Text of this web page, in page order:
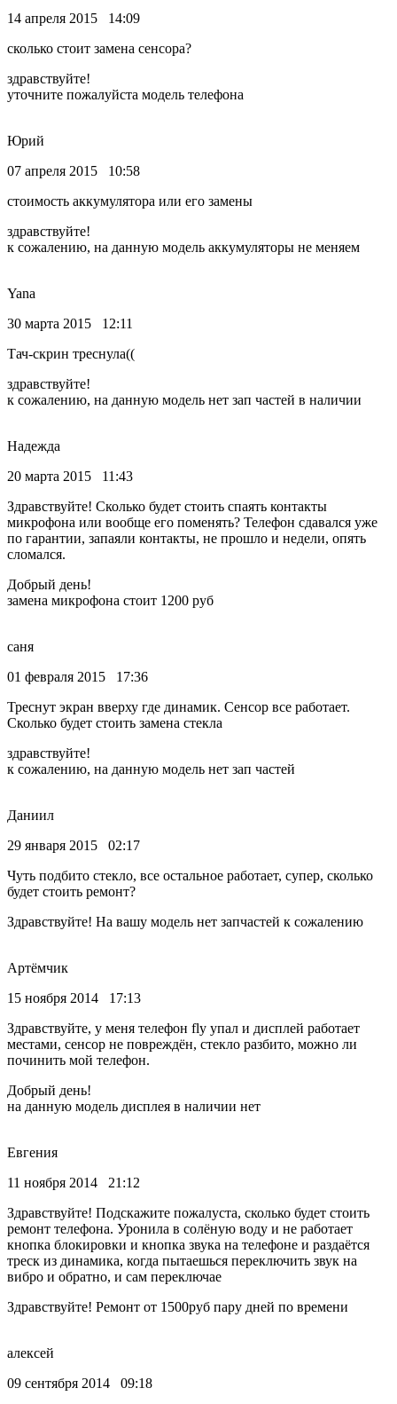
14 апреля 2015 14:09
сколько стоит замена сенсора?
здравствуйте!
уточните пожалуйста модель телефона
Юрий
07 апреля 2015 10:58
стоимость аккумулятора или его замены
здравствуйте!
к сожалению, на данную модель аккумуляторы не меняем
Yana
30 марта 2015 12:11
Тач-скрин треснула((
здравствуйте!
к сожалению, на данную модель нет зап частей в наличии
Надежда
20 марта 2015 11:43
Здравствуйте! Сколько будет стоить спаять контакты
микрофона или вообще его поменять? Телефон сдавался уже
по гарантии, запаяли контакты, не прошло и недели, опять
сломался.
Добрый день!
замена микрофона стоит 1200 руб
саня
01 февраля 2015 17:36
Треснут экран вверху где динамик. Сенсор все работает.
Сколько будет стоить замена стекла
здравствуйте!
к сожалению, на данную модель нет зап частей
Даниил
29 января 2015 02:17
Чуть подбито стекло, все остальное работает, супер, сколько
будет стоить ремонт?
Здравствуйте! На вашу модель нет запчастей к сожалению
Артёмчик
15 ноября 2014 17:13
Здравствуйте, у меня телефон fly упал и дисплей работает
местами, сенсор не повреждён, стекло разбито, можно ли
починить мой телефон.
Добрый день!
на данную модель дисплея в наличии нет
Евгения
11 ноября 2014 21:12
Здравствуйте! Подскажите пожалуста, сколько будет стоить
ремонт телефона. Уронила в солёную воду и не работает
кнопка блокировки и кнопка звука на телефоне и раздаётся
треск из динамика, когда пытаешься переключить звук на
вибро и обратно, и сам переключае
Здравствуйте! Ремонт от 1500руб пару дней по времени
алексей
09 сентября 2014 09:18